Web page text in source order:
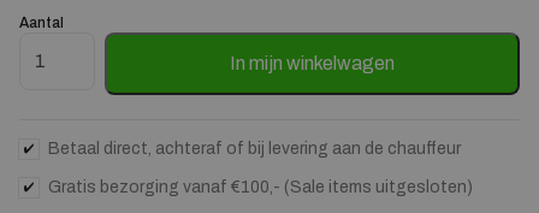
Aantal
Hanglamp Chanda ⌀87cm kleur Goud aantal
In mijn winkelwagen
Betaal direct, achteraf of bij levering aan de chauffeur
Gratis bezorging vanaf €100,- (Sale items uitgesloten)